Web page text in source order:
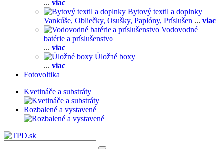
... viac
Bytový textil a doplnky
Vankúše, Obliečky, Osušky, Paplóny, Príslušen ... viac
Vodovodné
batérie a príslušenstvo
... viac
Úložné boxy
... viac
Fotovoltika
Kvetináče a substráty
Rozbalené a vystavené